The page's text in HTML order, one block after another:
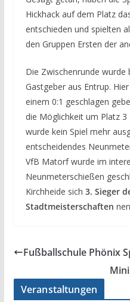
Hickhack auf dem Platz
entschieden und spielten
den Gruppen Ersten der
Die Zwischenrunde wurde
Gastgeber aus Entrup.
einem 0:1 geschlagen
die Möglichkeit um Platz
wurde kein Spiel mehr
entscheidendes
VfB Matorf wurde im
Neunmeterschießen
Kirchheide sich 3. Sieger
Stadtmeisterschaften
Fußballschule Phönix
Veranstaltungen